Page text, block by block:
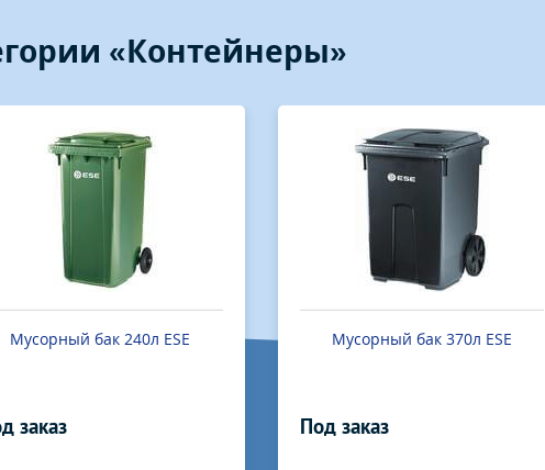
«Контейнеры»
Мусорный бак 240л ESE
заказ
Мусорный бак 370л ESE
Под заказ